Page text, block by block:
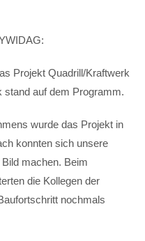
Projekt Quadrill/Kraftwerk
stand auf dem Programm.
wurde das Projekt in
konnten sich unsere
machen. Beim
die Kollegen der
nochmals